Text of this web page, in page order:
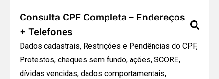
Consulta CPF Completa – Endereços
+ Telefones
Dados cadastrais, Restrições e Pendências do CPF,
Protestos, cheques sem fundo, ações, SCORE,
dívidas vencidas, dados comportamentais,